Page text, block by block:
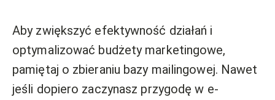
Aby zwiększyć efektywność działań i
optymalizować budżety marketingowe,
pamiętaj o zbieraniu bazy mailingowej. Nawet
jeśli dopiero zaczynasz przygodę w e-